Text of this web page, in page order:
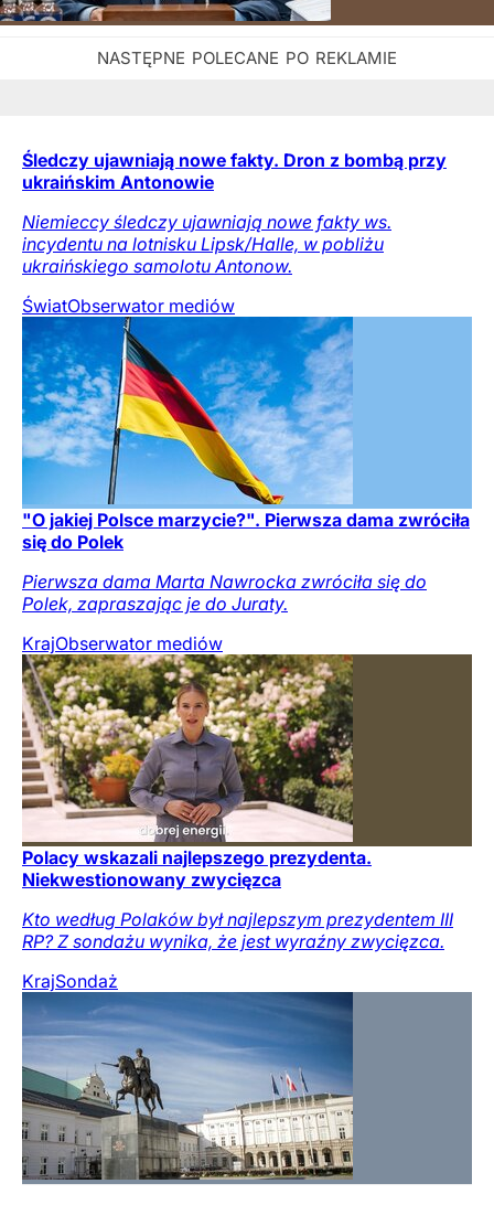
Śledczy ujawniają nowe fakty. Dron z bombą przy
ukraińskim Antonowie
Niemieccy śledczy ujawniają nowe fakty ws.
incydentu na lotnisku Lipsk/Halle, w pobliżu
ukraińskiego samolotu Antonow.
ŚwiatObserwator mediów
"O jakiej Polsce marzycie?". Pierwsza dama zwróciła
się do Polek
Pierwsza dama Marta Nawrocka zwróciła się do
Polek, zapraszając je do Juraty.
KrajObserwator mediów
Polacy wskazali najlepszego prezydenta.
Niekwestionowany zwycięzca
Kto według Polaków był najlepszym prezydentem III
RP? Z sondażu wynika, że jest wyraźny zwycięzca.
KrajSondaż